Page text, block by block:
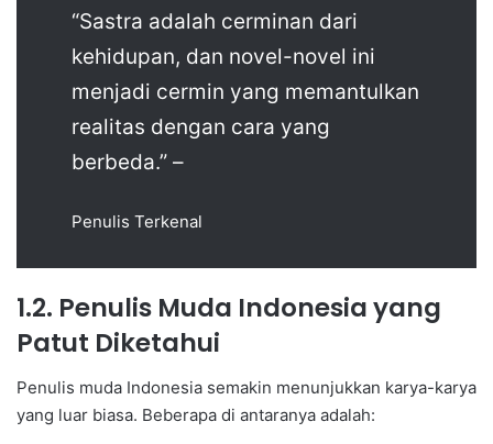
“Sastra adalah cerminan dari
kehidupan, dan novel-novel ini
menjadi cermin yang memantulkan
realitas dengan cara yang
berbeda.” –
Penulis Terkenal
1.2. Penulis Muda Indonesia yang
Patut Diketahui
Penulis muda Indonesia semakin menunjukkan karya-karya
yang luar biasa. Beberapa di antaranya adalah: